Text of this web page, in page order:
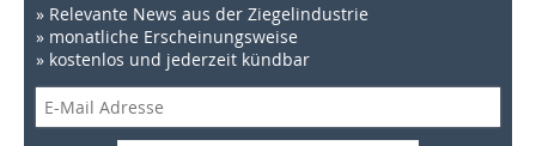
» Relevante News aus der Ziegelindustrie
» monatliche Erscheinungsweise
» kostenlos und jederzeit kündbar